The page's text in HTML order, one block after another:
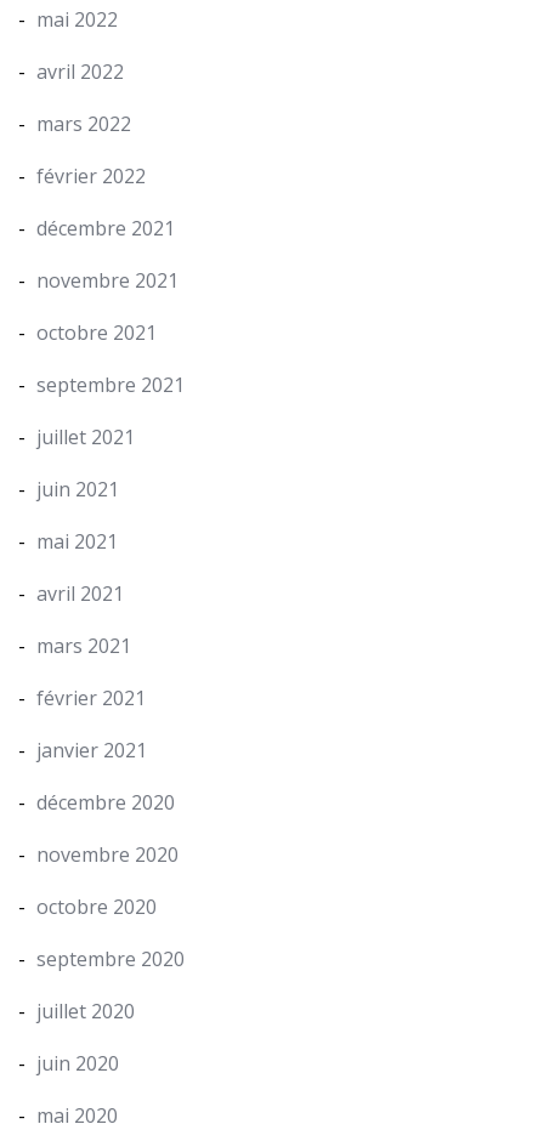
mai 2022
avril 2022
mars 2022
février 2022
décembre 2021
novembre 2021
octobre 2021
septembre 2021
juillet 2021
juin 2021
mai 2021
avril 2021
mars 2021
février 2021
janvier 2021
décembre 2020
novembre 2020
octobre 2020
septembre 2020
juillet 2020
juin 2020
mai 2020